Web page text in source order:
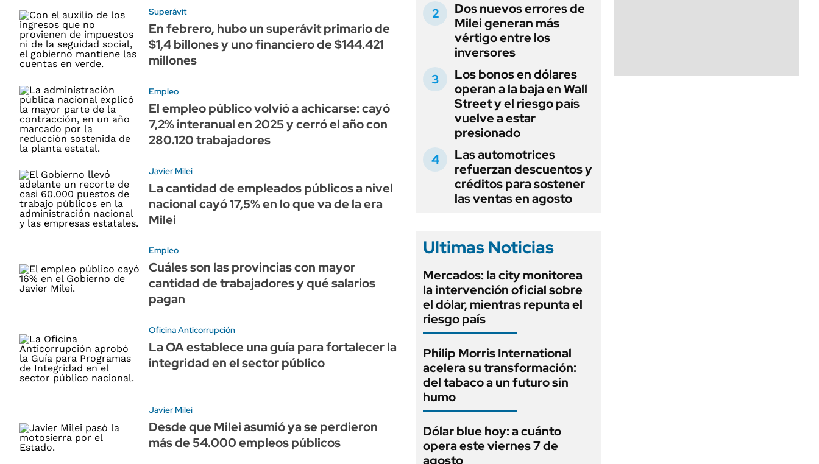
Superávit
En febrero, hubo un superávit primario de
$1,4 billones y uno financiero de $144.421
millones
Empleo
El empleo público volvió a achicarse: cayó
7,2% interanual en 2025 y cerró el año con
280.120 trabajadores
Javier Milei
La cantidad de empleados públicos a nivel
nacional cayó 17,5% en lo que va de la era
Milei
Empleo
Cuáles son las provincias con mayor
cantidad de trabajadores y qué salarios
pagan
Oficina Anticorrupción
La OA establece una guía para fortalecer la
integridad en el sector público
Javier Milei
Desde que Milei asumió ya se perdieron
más de 54.000 empleos públicos
Dos nuevos errores de
Milei generan más
vértigo entre los
inversores
Los bonos en dólares
operan a la baja en Wall
Street y el riesgo país
vuelve a estar
presionado
Las automotrices
refuerzan descuentos y
créditos para sostener
las ventas en agosto
Ultimas Noticias
Mercados: la city monitorea
la intervención oficial sobre
el dólar, mientras repunta el
riesgo país
Philip Morris International
acelera su transformación:
del tabaco a un futuro sin
humo
Dólar blue hoy: a cuánto
opera este viernes 7 de
agosto